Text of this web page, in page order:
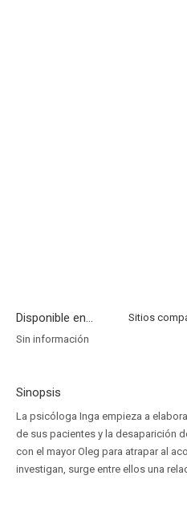
Disponible en...
Sin información
Sinopsis
La psicóloga Inga empieza a
de sus pacientes y la desaparición
con el mayor Oleg para atrapar al
investigan, surge entre ellos una